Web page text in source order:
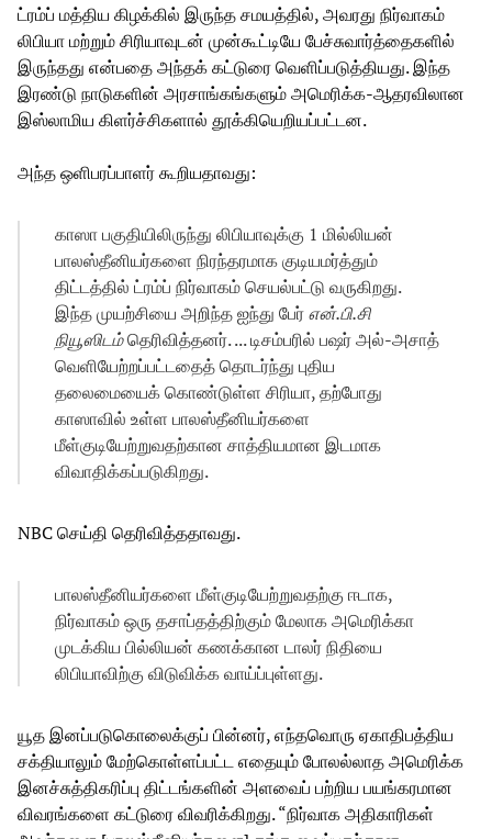
ட்ரம்ப் மத்திய கிழக்கில் இருந்த சமயத்தில், அவரது நிர்வாகம்
லிபியா மற்றும் சிரியாவுடன் முன்கூட்டியே பேச்சுவார்த்தைகளில்
இருந்தது என்பதை அந்தக் கட்டுரை வெளிப்படுத்தியது. இந்த
இரண்டு நாடுகளின் அரசாங்கங்களும் அமெரிக்க-ஆதரவிலான
இஸ்லாமிய கிளர்ச்சிகளால் தூக்கியெறியப்பட்டன.
அந்த ஒளிபரப்பாளர் கூறியதாவது:
காஸா பகுதியிலிருந்து லிபியாவுக்கு 1 மில்லியன்
பாலஸ்தீனியர்களை நிரந்தரமாக குடியமர்த்தும்
திட்டத்தில் ட்ரம்ப் நிர்வாகம் செயல்பட்டு வருகிறது.
இந்த முயற்சியை அறிந்த ஐந்து பேர்என்.பி.சி
நியூஸிடம்தெரிவித்தனர். ... டிசம்பரில் பஷர் அல்-அசாத்
வெளியேற்றப்பட்டதைத் தொடர்ந்து புதிய
தலைமையைக் கொண்டுள்ள சிரியா, தற்போது
காஸாவில் உள்ள பாலஸ்தீனியர்களை
மீள்குடியேற்றுவதற்கான சாத்தியமான இடமாக
விவாதிக்கப்படுகிறது.
NBC செய்தி தெரிவித்ததாவது.
பாலஸ்தீனியர்களை மீள்குடியேற்றுவதற்கு ஈடாக,
நிர்வாகம் ஒரு தசாப்தத்திற்கும் மேலாக அமெரிக்கா
முடக்கிய பில்லியன் கணக்கான டாலர் நிதியை
லிபியாவிற்கு விடுவிக்க வாய்ப்புள்ளது.
யூத இனப்படுகொலைக்குப் பின்னர், எந்தவொரு ஏகாதிபத்திய
சக்தியாலும் மேற்கொள்ளப்பட்ட எதையும் போலல்லாத அமெரிக்க
இனச்சுத்திகரிப்பு திட்டங்களின் அளவைப் பற்றிய பயங்கரமான
விவரங்களை கட்டுரை விவரிக்கிறது. “நிர்வாக அதிகாரிகள்